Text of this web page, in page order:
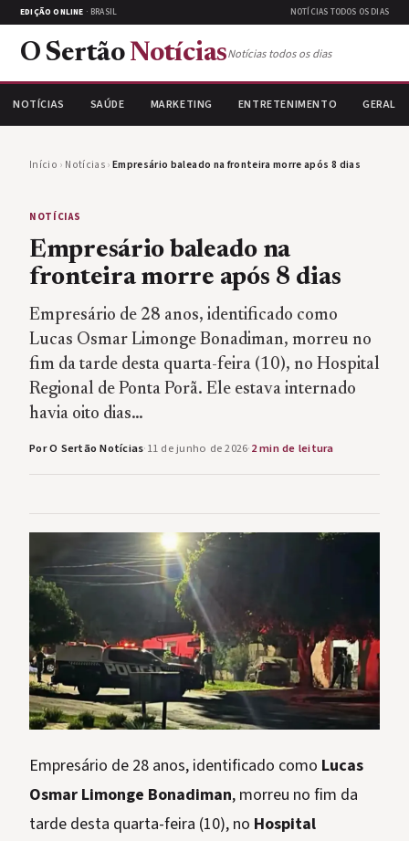
EDIÇÃO ONLINE · BRASIL NOTÍCIAS TODOS OS DIAS
O Sertão NotíciasNotícias todos os dias
NOTÍCIAS SAÚDE MARKETING ENTRETENIMENTO GERAL
Início › Notícias›Empresário baleado na fronteira morre após 8 dias
NOTÍCIAS
Empresário baleado na
fronteira morre após 8 dias
Empresário de 28 anos, identificado como
Lucas Osmar Limonge Bonadiman, morreu no
fim da tarde desta quarta-feira (10), no Hospital
Regional de Ponta Porã. Ele estava internado
havia oito dias…
Por O Sertão Notícias·11 de junho de 2026·2 min de leitura
Empresário de 28 anos, identificado como Lucas
Osmar Limonge Bonadiman, morreu no fim da
tarde desta quarta-feira (10), no Hospital